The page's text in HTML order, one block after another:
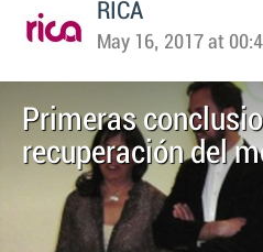
RICA
May 16, 2017 at
Primeras
recuperación del